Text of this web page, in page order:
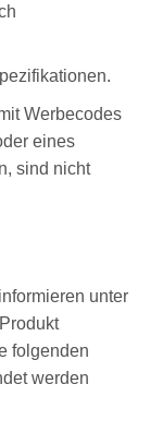
Werbecodes
eines
sind nicht
unter
folgenden
werden